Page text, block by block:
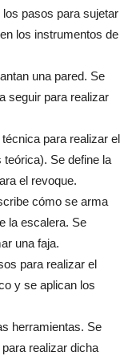
pasos para sujetar
los instrumentos de
una pared. Se
seguir para realizar
para realizar el
Se define la
el revoque.
cómo se arma
la escalera. Se
una faja.
para realizar el
y se aplican los
herramientas. Se
realizar dicha